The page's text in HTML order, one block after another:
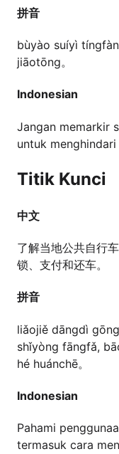
拼音
bùyào suíyì
jiāotōng。
Indonesian
Jangan memarkir
untuk
Titik Kunci
中文
了解当地公共自行
锁、支付和还车。
拼音
liǎojiě dāngdì
shǐyòng fāngfǎ,
hé huánchē。
Indonesian
Pahami
termasuk cara